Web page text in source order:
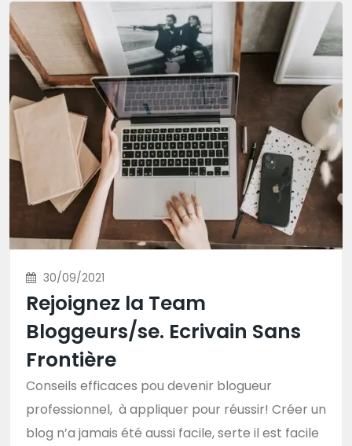
30/09/2021
Rejoignez la Team
Bloggeurs/se. Ecrivain Sans
Frontière
Conseils efficaces pou devenir blogueur
professionnel, à appliquer pour réussir! Créer un
blog n’a jamais été aussi facile, serte il est facile